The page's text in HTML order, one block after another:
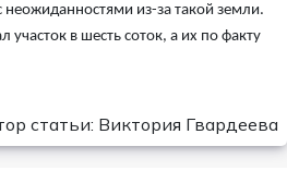
неожиданностями из-за такой земли.
участок в шесть соток, а их по факту
статьи: Виктория Гвардеева